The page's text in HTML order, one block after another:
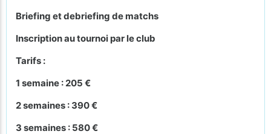
Briefing et debriefing de matchs
Inscription au tournoi par le club
Tarifs :
1 semaine : 205 €
2 semaines : 390 €
3 semaines : 580 €